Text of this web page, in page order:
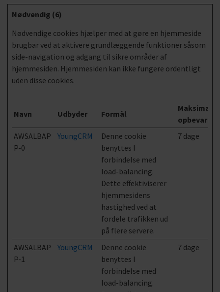
Nødvendig (6)
Nødvendige cookies hjælper med at gøre en hjemmeside
brugbar ved at aktivere grundlæggende funktioner såsom
side-navigation og adgang til sikre områder af
hjemmesiden. Hjemmesiden kan ikke fungere ordentligt
uden disse cookies.
Navn Udbyder Formål
Maksimal
AWSALBAP
P-0
YoungCRM
Denne cookie
benyttes I
forbindelse med
load-balancing.
Dette effektiviserer
hjemmesidens
hastighed ved at
fordele trafikken ud
på flere servere.
7 dage
AWSALBAP
P-1
YoungCRM
Denne cookie
benyttes I
forbindelse med
load-balancing.
7 dage